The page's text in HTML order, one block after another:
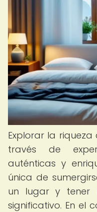
Explorar la
través de
auténticas y
única de
un lugar y tener
significativo. En el